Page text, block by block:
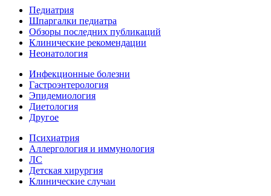
Педиатрия
Шпаргалки педиатра
Обзоры последних публикаций
Клинические рекомендации
Неонатология
Инфекционные болезни
Гастроэнтерология
Эпидемиология
Диетология
Другое
Психиатрия
Аллергология и иммунология
ЛС
Детская хирургия
Клинические случаи